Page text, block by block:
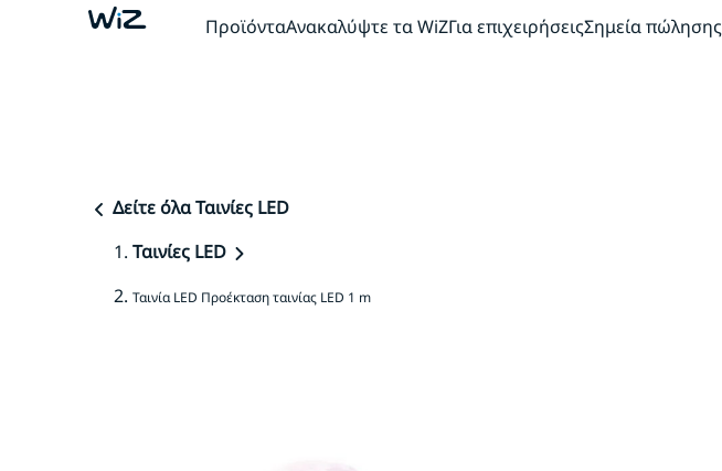
ΠροϊόνταΑνακαλύψτε τα WiZΓια επιχειρήσειςΣημεία πώλησης
Δείτε όλα Ταινίες LED
Ταινίες LED
Ταινία LED Προέκταση ταινίας LED 1 m